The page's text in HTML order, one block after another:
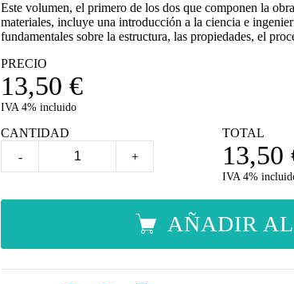
Este volumen, el primero de los dos que componen la
materiales, incluye una introducción a la ciencia e
fundamentales sobre la estructura, las propiedades, el
PRECIO
13,50 €
IVA 4% incluido
CANTIDAD
-
+
TOTAL
13,50
IVA 4%
AÑADIR